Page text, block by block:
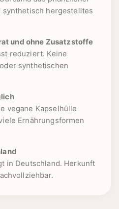
synthetisch hergestelltes
und ohne Zusatzstoffe
reduziert. Keine
synthetischen
vegane Kapselhülle
Ernährungsformen
in Deutschland. Herkunft